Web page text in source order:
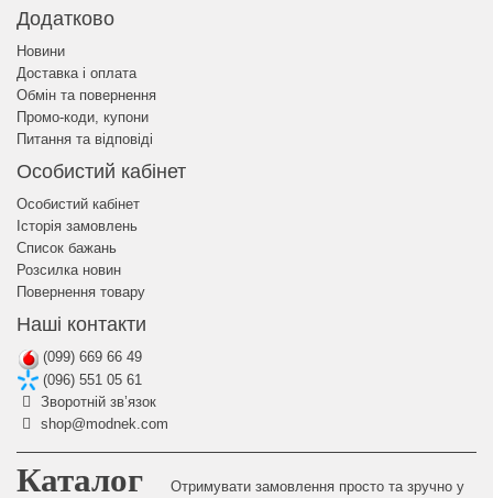
Додатково
Новини
Доставка і оплата
Обмін та повернення
Промо-коди, купони
Питання та відповіді
Особистий кабінет
Особистий кабінет
Історія замовлень
Список бажань
Розсилка новин
Повернення товару
Наші контакти
(099) 669 66 49
(096) 551 05 61
Зворотній зв’язок
shop@modnek.com
Каталог Отримувати замовлення просто та зручно у